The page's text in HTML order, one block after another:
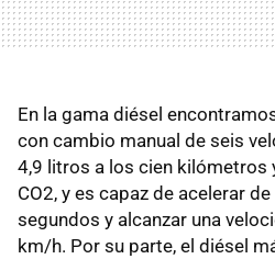
En la gama diésel
con cambio manual de seis
4,9 litros a los cien
CO2, y es capaz de acelerar
segundos y alcanzar una
km/h. Por su parte, el diésel